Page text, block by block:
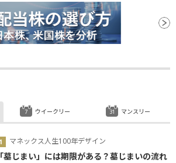
マネックス人生100年デザイン
「墓じまい」には期限がある？墓じまいの流れ
ウイークリー マンスリー